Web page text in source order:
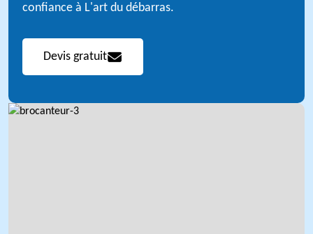
confiance à L'art du débarras.
Devis gratuit